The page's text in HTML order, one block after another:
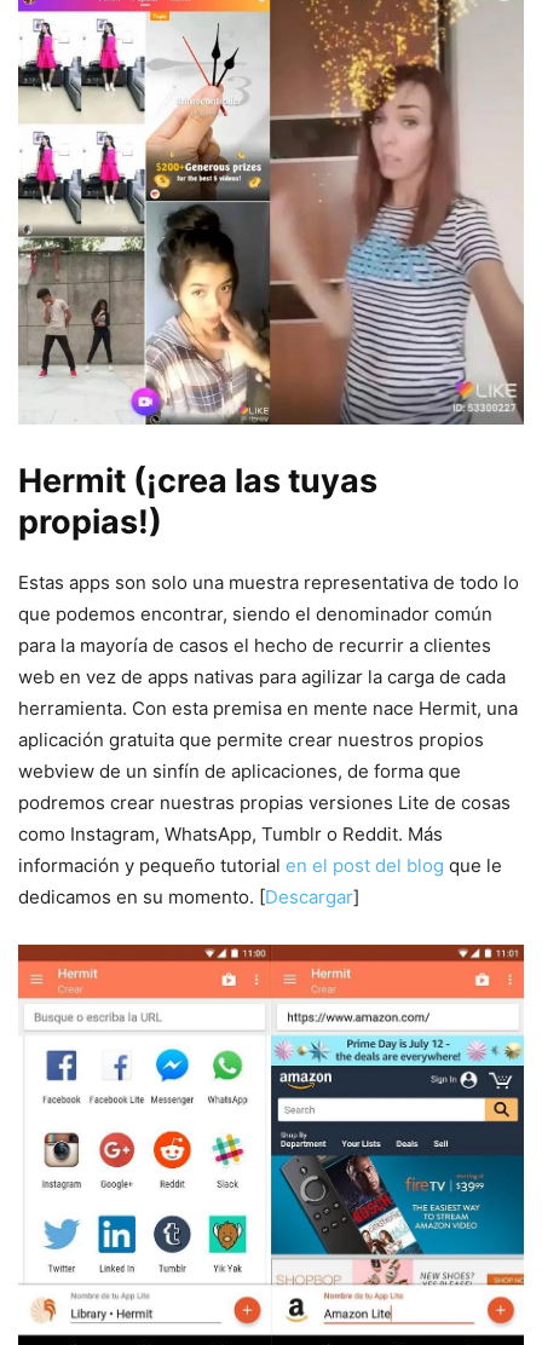
Hermit (¡crea las tuyas
propias!)
Estas apps son solo una muestra representativa de todo lo
que podemos encontrar, siendo el denominador común
para la mayoría de casos el hecho de recurrir a clientes
web en vez de apps nativas para agilizar la carga de cada
herramienta. Con esta premisa en mente nace Hermit, una
aplicación gratuita que permite crear nuestros propios
webview de un sinfín de aplicaciones, de forma que
podremos crear nuestras propias versiones Lite de cosas
como Instagram, WhatsApp, Tumblr o Reddit. Más
información y pequeño tutorial en el post del blog que le
dedicamos en su momento. [Descargar]